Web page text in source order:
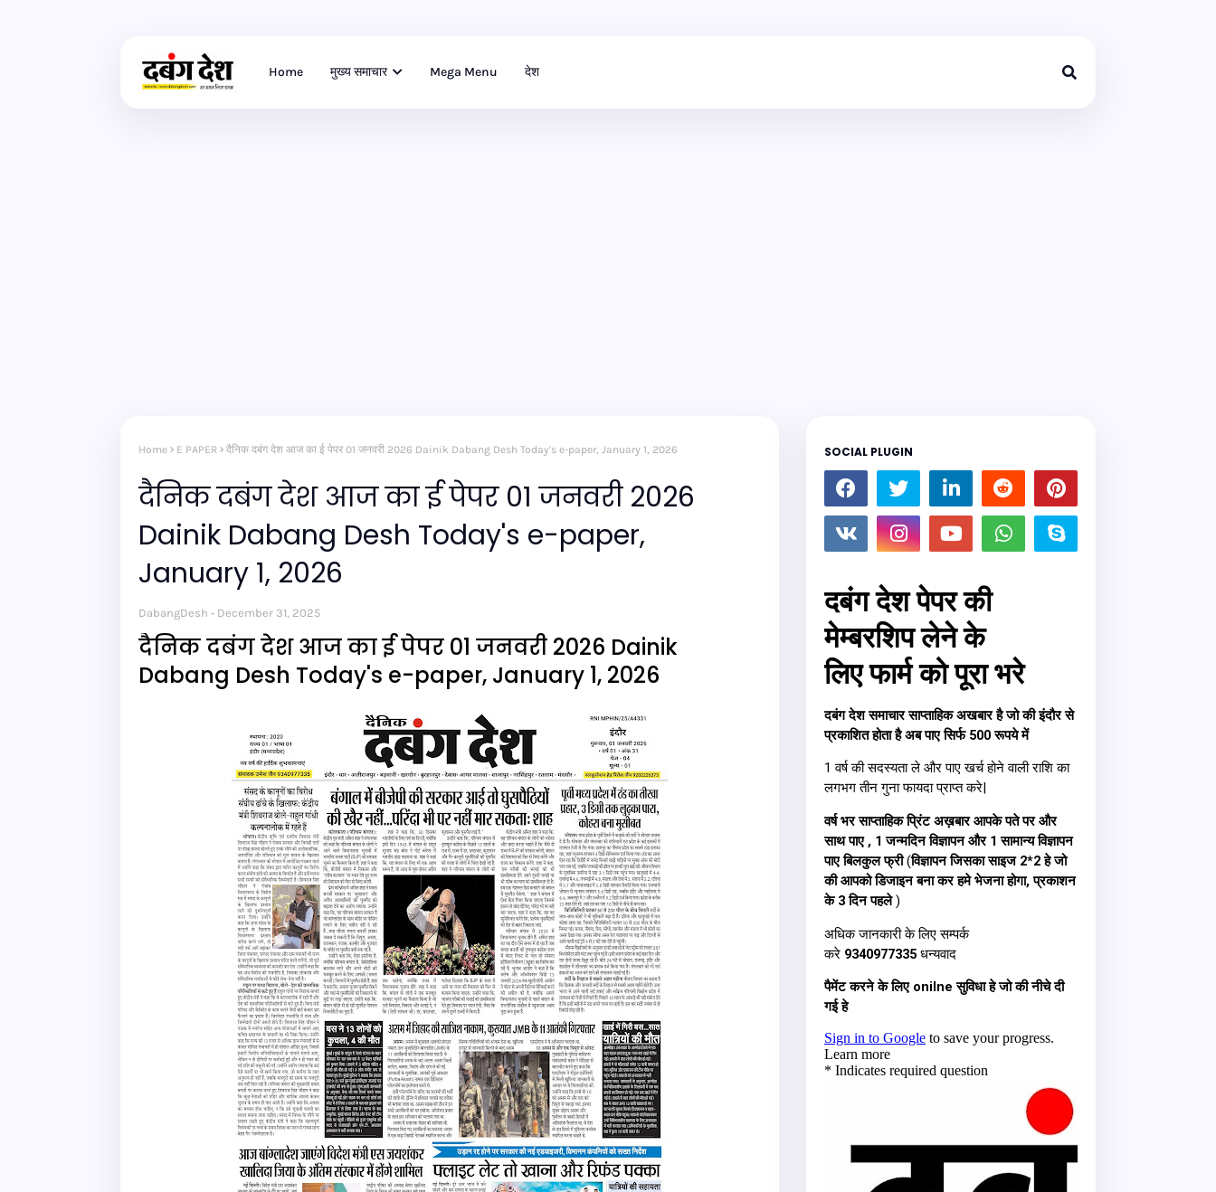
Home मुख्य समाचार Mega Menu देश
Home E PAPER दैनिक दबंग देश आज का ई पेपर 01 जनवरी 2026 Dainik Dabang Desh Today's e-paper, January 1, 2026
दैनिक दबंग देश आज का ई पेपर 01 जनवरी 2026
Dainik Dabang Desh Today's e-paper,
January 1, 2026
DabangDesh December 31, 2025
दैनिक दबंग देश आज का ई पेपर 01 जनवरी 2026 Dainik
Dabang Desh Today's e-paper, January 1, 2026
SOCIAL PLUGIN